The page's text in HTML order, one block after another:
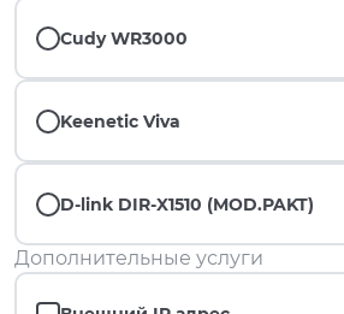
Cudy WR3000
Keenetic Viva
D-link DIR-X1510 (MOD.PAKT)
Дополнительные услуги